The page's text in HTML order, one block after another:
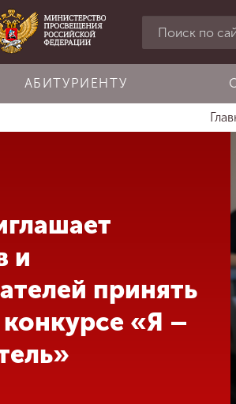
АБИТУРИЕНТУ
и
принять
конкурсе «Я –